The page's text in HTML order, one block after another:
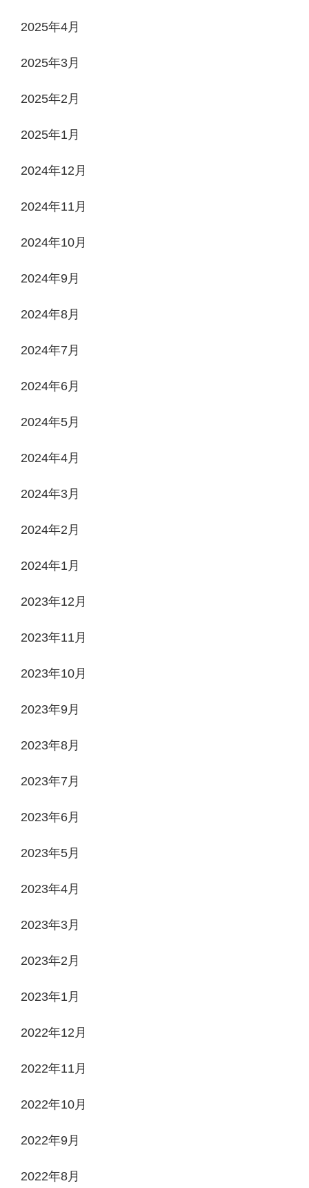
2025年4月
2025年3月
2025年2月
2025年1月
2024年12月
2024年11月
2024年10月
2024年9月
2024年8月
2024年7月
2024年6月
2024年5月
2024年4月
2024年3月
2024年2月
2024年1月
2023年12月
2023年11月
2023年10月
2023年9月
2023年8月
2023年7月
2023年6月
2023年5月
2023年4月
2023年3月
2023年2月
2023年1月
2022年12月
2022年11月
2022年10月
2022年9月
2022年8月